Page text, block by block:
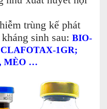
trùng kế phát
sinh sau: BIO-
1GR;
MÈO …